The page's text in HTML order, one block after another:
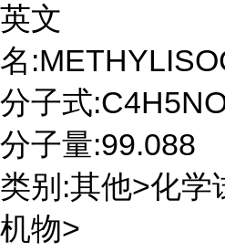
英文
名
分子式
分子量:99.088
类别:其他>化学
机物>